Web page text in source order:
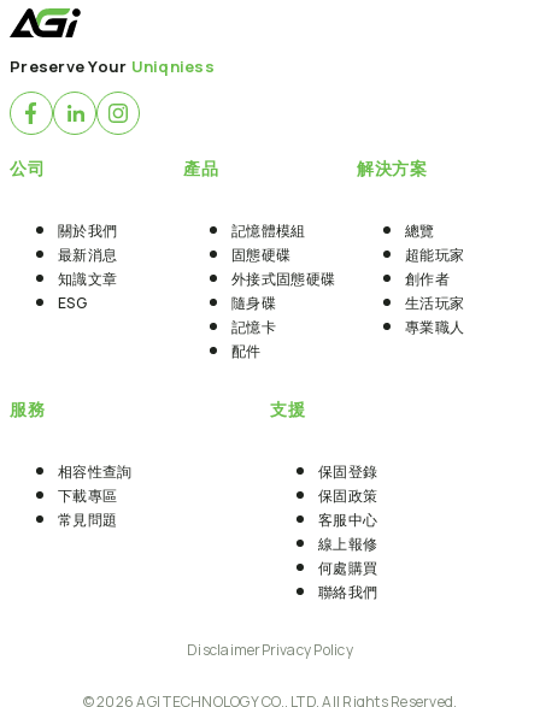
Preserve Your Uniqniess
公司
關於我們
最新消息
知識文章
ESG
產品
記憶體模組
固態硬碟
外接式固態硬碟
隨身碟
記憶卡
配件
解決方案
總覽
超能玩家
創作者
生活玩家
專業職人
服務
相容性查詢
下載專區
常見問題
支援
保固登錄
保固政策
客服中心
線上報修
何處購買
聯絡我們
DisclaimerPrivacy Policy
© 2026 AGI TECHNOLOGY CO., LTD. All Rights Reserved.